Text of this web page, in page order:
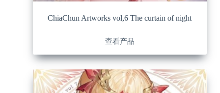
ChiaChun Artworks vol,6 The curtain of night
查看产品